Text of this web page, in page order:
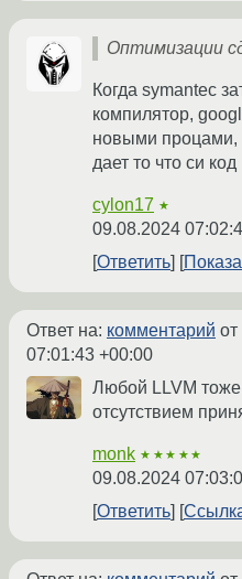
Оптимизации
Когда symantec
компилятор,
новыми процами,
дает то что си
cylon17 ★
09.08.2024
Ответить
Ответ на: комментарий
07:01:43 +00:00
Любой LLVM
отсутствием
monk ★★★★★
09.08.2024
Ответить